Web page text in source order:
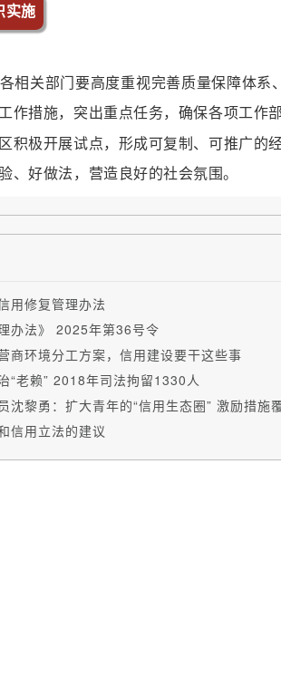
实施
相关部门要高度重视完善质量保障体系
作措施，突出重点任务，确保各项工作
积极开展试点，形成可复制、可推广的
、好做法，营造良好的社会氛围。
用修复管理办法
办法》 2025年第36号令
商环境分工方案，信用建设要干这些事
“老赖” 2018年司法拘留1330人
沈黎勇：扩大青年的“信用生态圈” 激励措施
信用立法的建议